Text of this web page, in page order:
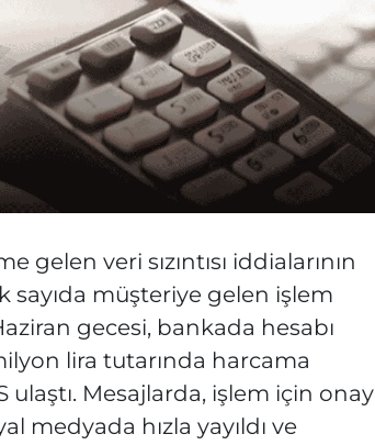
veri sızıntısı iddialarının
sayıda müşteriye gelen işlem
gecesi, bankada hesabı
lira tutarında harcama
ulaştı. Mesajlarda, işlem için onay
medyada hızla yayıldı ve